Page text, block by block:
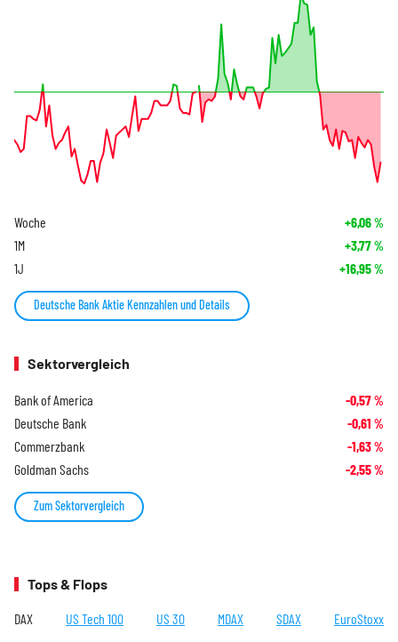
Woche +6,06%
1M +3,77%
1J +16,95%
Deutsche Bank Aktie Kennzahlen und Details
Sektorvergleich
Bank of America -0,57%
Deutsche Bank -0,61 %
Commerzbank -1,63%
Goldman Sachs -2,55%
Zum Sektorvergleich
Tops & Flops
DAX US Tech 100 US 30 MDAX SDAX EuroStoxx